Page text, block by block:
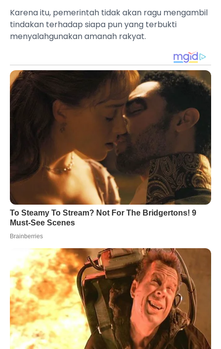
Karena itu, pemerintah tidak akan ragu mengambil
tindakan terhadap siapa pun yang terbukti
menyalahgunakan amanah rakyat.